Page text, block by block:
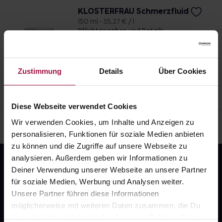
Zustimmung Details Über Cookies
Diese Webseite verwendet Cookies
Wir verwenden Cookies, um Inhalte und Anzeigen zu
personalisieren, Funktionen für soziale Medien anbieten
zu können und die Zugriffe auf unsere Webseite zu
analysieren. Außerdem geben wir Informationen zu
Deiner Verwendung unserer Webseite an unsere Partner
für soziale Medien, Werbung und Analysen weiter.
Unsere Partner führen diese Informationen
möglicherweise mit weiteren Daten zusammen, die Du
ihnen bereitgestellt hast oder die sie im Rahmen Deiner
gewissenhafte Dosierung. Im Zweifelsfalle fragen
Sie Ihren Arzt oder Apotheker nach etwaigen
Auswirkungen oder Vorsichtsmaßnahmen.
Eine vom Arzt verordnete Dosierung kann von den
Angaben der Packungsbeilage abweichen. Da der
anwenden.
KLOSTERFRAU Schmerzfluid
150 ml • 35,27 € / l
Pflichtangaben und Details